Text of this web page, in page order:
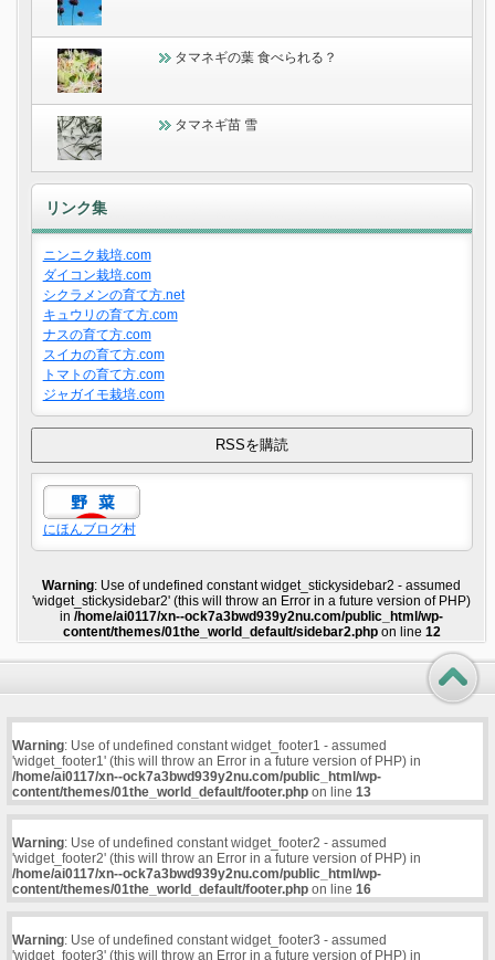
タマネギの葉 食べられる？
タマネギ苗 雪
リンク集
ニンニク栽培.com
ダイコン栽培.com
シクラメンの育て方.net
キュウリの育て方.com
ナスの育て方.com
スイカの育て方.com
トマトの育て方.com
ジャガイモ栽培.com
にほんブログ村
Warning: Use of undefined constant widget_stickysidebar2 - assumed
'widget_stickysidebar2' (this will throw an Error in a future version of PHP)
in/home/ai0117/xn--ock7a3bwd939y2nu.com/public_html/wp-
content/themes/01the_world_default/sidebar2.phpon line 12
Warning: Use of undefined constant widget_footer1 - assumed
'widget_footer1' (this will throw an Error in a future version of PHP) in
/home/ai0117/xn--ock7a3bwd939y2nu.com/public_html/wp-
content/themes/01the_world_default/footer.phpon line 13
Warning: Use of undefined constant widget_footer2 - assumed
'widget_footer2' (this will throw an Error in a future version of PHP) in
/home/ai0117/xn--ock7a3bwd939y2nu.com/public_html/wp-
content/themes/01the_world_default/footer.phpon line 16
Warning: Use of undefined constant widget_footer3 - assumed
'widget_footer3' (this will throw an Error in a future version of PHP) in